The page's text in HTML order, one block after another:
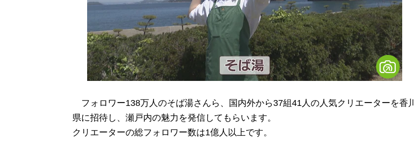
フォロワー138万人のそば湯さんら、国内外から37組41人の人気クリエーターを香川
県に招待し、瀬戸内の魅力を発信してもらいます。
クリエーターの総フォロワー数は1億人以上です。